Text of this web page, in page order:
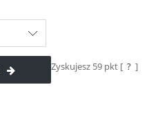
Zyskujesz 59 pkt [ ? ]